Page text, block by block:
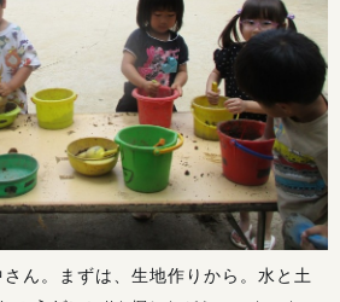
ん。まずは、生地作りから。水と土